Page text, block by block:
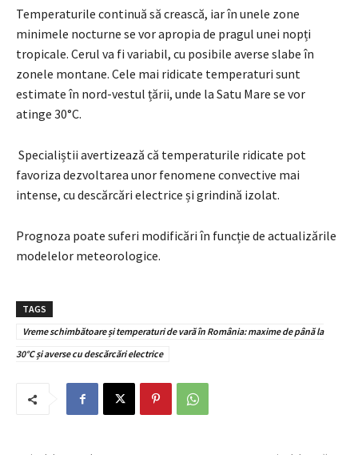
Temperaturile continuă să crească, iar în unele zone
minimele nocturne se vor apropia de pragul unei nopți
tropicale. Cerul va fi variabil, cu posibile averse slabe în
zonele montane. Cele mai ridicate temperaturi sunt
estimate în nord-vestul țării, unde la Satu Mare se vor
atinge 30°C.
Specialiștii avertizează că temperaturile ridicate pot
favoriza dezvoltarea unor fenomene convective mai
intense, cu descărcări electrice și grindină izolat.
Prognoza poate suferi modificări în funcție de actualizările
modelelor meteorologice.
TAGS
Vreme schimbătoare și temperaturi de vară în România: maxime de până la
30°C și averse cu descărcări electrice